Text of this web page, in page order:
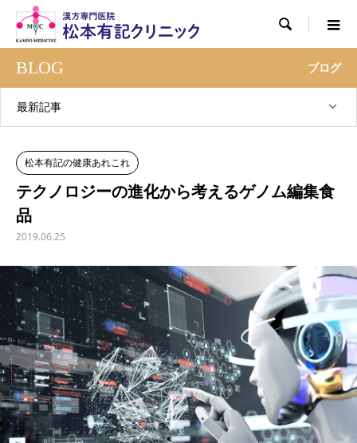

BLOG ブログ
最新記事
松本有記の健康あれこれ
テクノロジーの進化から考えるゲノム編集食
品
2019.06.25